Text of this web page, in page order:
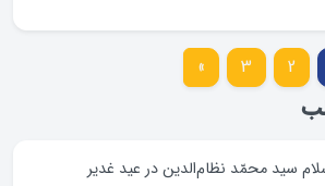
2
3
»
سید محمّد نظام‌الدین در عید غدیر